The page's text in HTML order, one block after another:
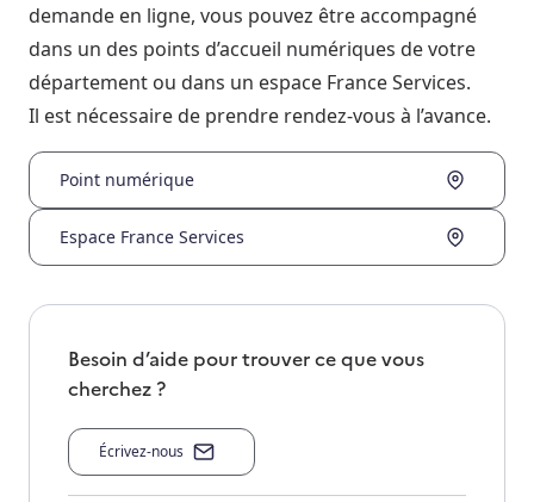
demande en ligne, vous pouvez être accompagné
dans un des points d’accueil numériques de votre
département ou dans un espace France Services.
Il est nécessaire de prendre rendez-vous à l’avance.
Point numérique
Espace France Services
Besoin d’aide pour trouver ce que vous
cherchez ?
Écrivez-nous